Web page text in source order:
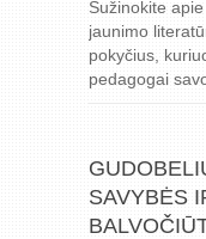
Sužinokite
jaunimo
pokyčius,
pedagogai
SAVYBĖS